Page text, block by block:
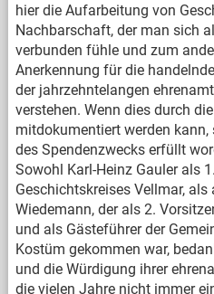
hier die Aufarbeitung von
Nachbarschaft, der man sich
verbunden fühle und zum
Anerkennung für die
der jahrzehntelangen
verstehen. Wenn dies durch
mitdokumentiert werden kann,
des Spendenzwecks erfüllt
Sowohl Karl-Heinz Gauler als
Geschichtskreises Vellmar, als
Wiedemann, der als 2.
und als Gästeführer der
Kostüm gekommen war,
und die Würdigung ihrer
die vielen Jahre nicht immer